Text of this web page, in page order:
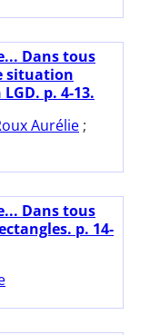
Dans tous
situation
p. 4-13.
Aurélie ;
Dans tous
p. 14-